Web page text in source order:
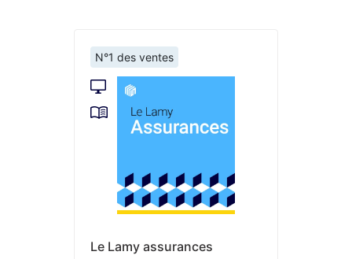
N°1 des ventes
Le Lamy assurances